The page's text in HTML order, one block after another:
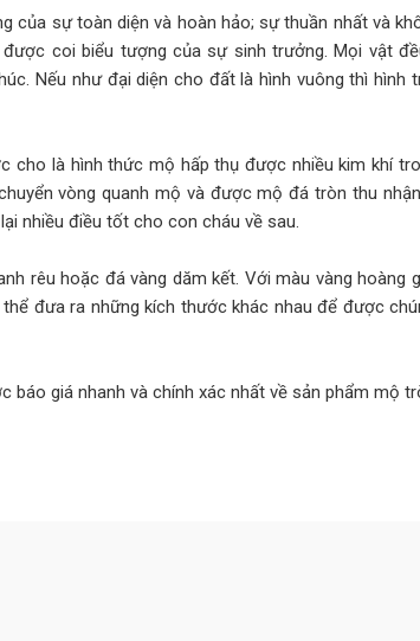
của sự toàn diện và hoàn hảo; sự thuần nhất và
coi biểu tượng của sự sinh trưởng. Mọi vật
Nếu như đại diện cho đất là hình vuông thì hình
cho là hình thức mộ hấp thụ được nhiều kim khí
vòng quanh mộ và được mộ đá tròn thu
nhiều điều tốt cho con cháu về sau.
rêu hoặc đá vàng dăm kết. Với màu vàng hoàng
đưa ra những kích thước khác nhau để được
báo giá nhanh và chính xác nhất về sản phẩm mộ